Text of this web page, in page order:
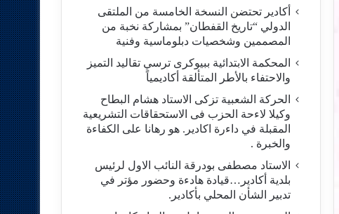
أكادير تحتضن النسخة الخامسة من الملتقى
الدولي “تاريخ القفطان” بمشاركة نخبة من
المصممين وشخصيات دبلوماسية وفنية
المحكمة الابتدائية ببيوكرى ترسي تقاليد التميز
والاحتفاء بالأطر المتألقة أكاديمياً
الحركة الشعبية تزكى الاستاد هشام البطاح
وكيلا لاءحة الحزب فى الاستحقاقات التشريعية
المقبلة في داءرة اكادير. هو رهانا على الكفاءة
والخبرة .
الاستاد مصطفى بودرقة النائب الاول لرئيس
بلدية أكادير…قيادة هادءة وحضور مؤتر في
تدبير الشأن المحلي بأكادير.